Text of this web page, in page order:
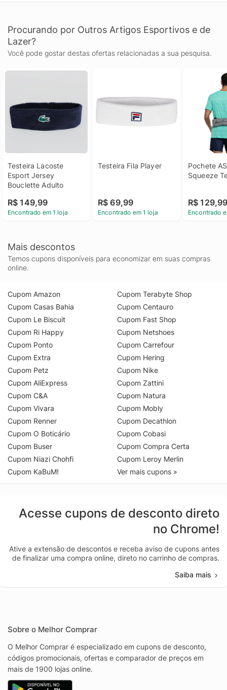
Procurando por Outros Artigos Esportivos e de
Lazer?
Você pode gostar destas ofertas relacionadas a sua pesquisa.
Testeira Lacoste
Esport Jersey
Bouclette Adulto
R$ 149,99
Encontrado em 1 loja
Testeira Fila Player
R$ 69,99
Encontrado em 1 loja
Pochete
Squeeze
R$
Encontrado
Mais descontos
Temos cupons disponíveis para economizar em suas compras
online.
Cupom Amazon
Cupom Casas Bahia
Cupom Le Biscuit
Cupom Ri Happy
Cupom Ponto
Cupom Extra
Cupom Petz
Cupom AliExpress
Cupom C&A
Cupom Vivara
Cupom Renner
Cupom O Boticário
Cupom Buser
Cupom Niazi Chohfi
Cupom KaBuM!
Cupom Terabyte Shop
Cupom Centauro
Cupom Fast Shop
Cupom Netshoes
Cupom Carrefour
Cupom Hering
Cupom Nike
Cupom Zattini
Cupom Natura
Cupom Mobly
Cupom Decathlon
Cupom Cobasi
Cupom Compra Certa
Cupom Leroy Merlin
Ver mais cupons »
Acesse cupons de desconto direto
no Chrome!
Ative a extensão de descontos e receba aviso de cupons antes
de finalizar uma compra online, direto no carrinho de compras.
Saiba mais
Sobre o Melhor Comprar
O Melhor Comprar é especializado em cupons de desconto,
códigos promocionais, ofertas e comparador de preços em
mais de 1900 lojas online.